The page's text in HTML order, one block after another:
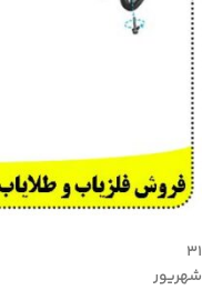
۳۱
شهریور